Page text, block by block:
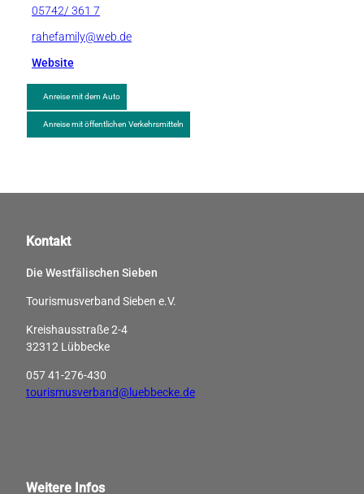
05742/ 361 7
rahefamily@web.de
Website
Anreise mit dem Auto
Anreise mit öffentlichen Verkehrsmitteln
Kontakt
Die Westfälischen Sieben
Tourismusverband Sieben e.V.
Kreishausstraße 2-4
32312 Lübbecke
057 41-276-430
tourismusverband@luebbecke.de
Weitere Infos